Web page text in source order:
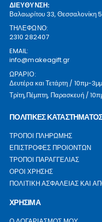
ΔΙΕΥΘΥΝΣΗ:
Βαλαωρίτου 33, Θεσσαλονίκη
ΤΗΛΕΦΩΝΟ:
2310 282407
EMAIL:
info@makeagift.gr
ΩΡΑΡΙΟ:
Δευτέρα και Τετάρτη / 10πμ-3μμ
Τρίτη,Πέμπτη, Παρασκευή /
ΠΟΛΙΤΙΚΕΣ
ΤΡΟΠΟΙ ΠΛΗΡΩΜΗΣ
ΕΠΙΣΤΡΟΦΕΣ ΠΡΟΙΟΝΤΩΝ
ΤΡΟΠΟΙ ΠΑΡΑΓΓΕΛΙΑΣ
ΟΡΟΙ ΧΡΗΣΗΣ
ΠΟΛΙΤΙΚΗ ΑΣΦΑΛΕΙΑΣ ΚΑΙ
ΧΡΗΣΙΜΑ